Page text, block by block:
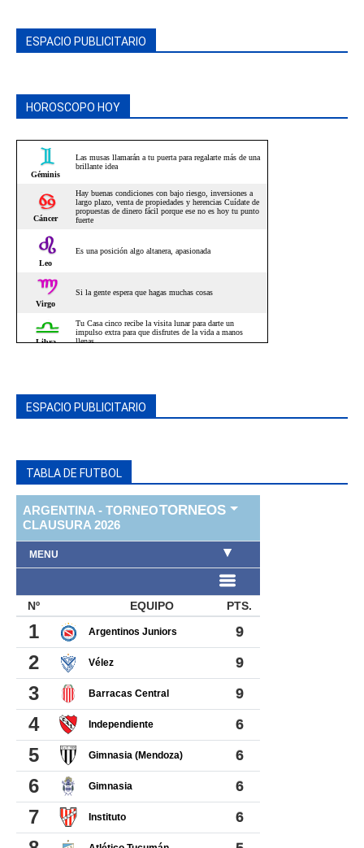
ESPACIO PUBLICITARIO
HOROSCOPO HOY
ESPACIO PUBLICITARIO
TABLA DE FUTBOL